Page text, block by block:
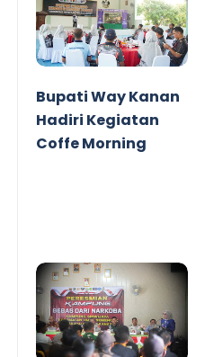
Bupati Way Kanan
Hadiri Kegiatan
Coffe Morning